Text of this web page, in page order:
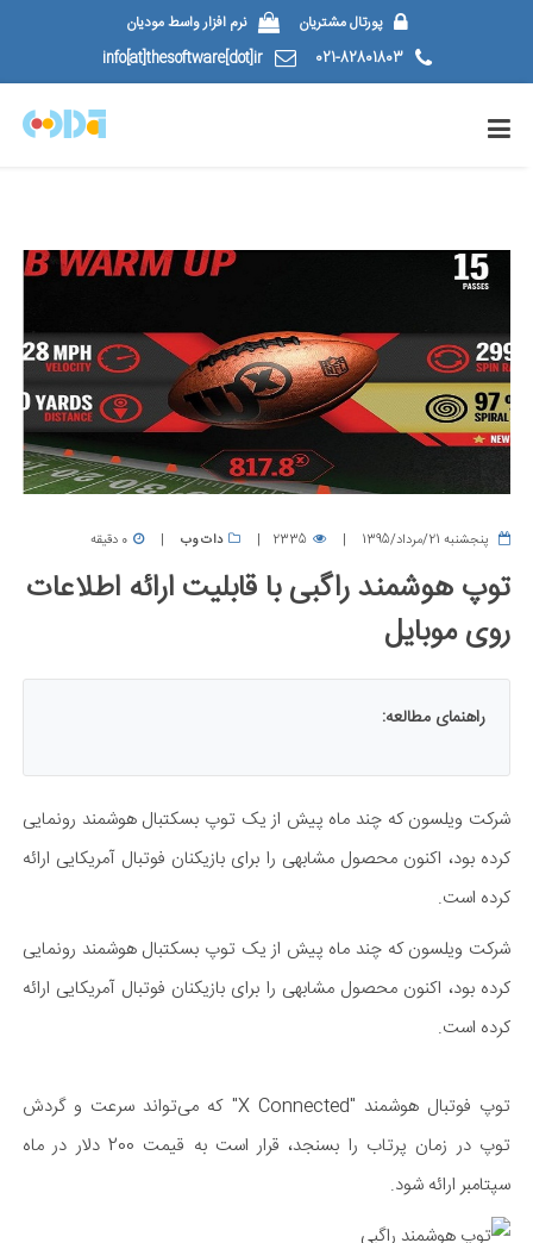
پورتال مشتریان
نرم افزار واسط مودیان
021-82801803
info[at]thesoftware[dot]ir
پنجشنبه 21/مرداد/1395 2335 دات وب 0 دقیقه
توپ هوشمند راگبی با قابلیت ارائه اطلاعات
روی موبایل
راهنمای مطالعه:
شرکت ویلسون که چند ماه پیش از یک توپ بسکتبال هوشمند رونمایی
کرده بود، اکنون محصول مشابهی را برای بازیکنان فوتبال آمریکایی ارائه
کرده است.
شرکت ویلسون که چند ماه پیش از یک توپ بسکتبال هوشمند رونمایی
کرده بود، اکنون محصول مشابهی را برای بازیکنان فوتبال آمریکایی ارائه
کرده است.
توپ فوتبال هوشمند "X Connected" که می‌تواند سرعت و گردش
توپ در زمان پرتاب را بسنجد، قرار است به قیمت 200 دلار در ماه
سپتامبر ارائه شود.